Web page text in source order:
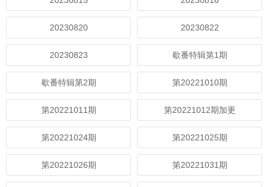
20230820 20230822
20230823 歇番特辑第1期
歇番特辑第2期 第20221010期
第20221011期 第20221012期加更
第20221024期 第20221025期
第20221026期 第20221031期